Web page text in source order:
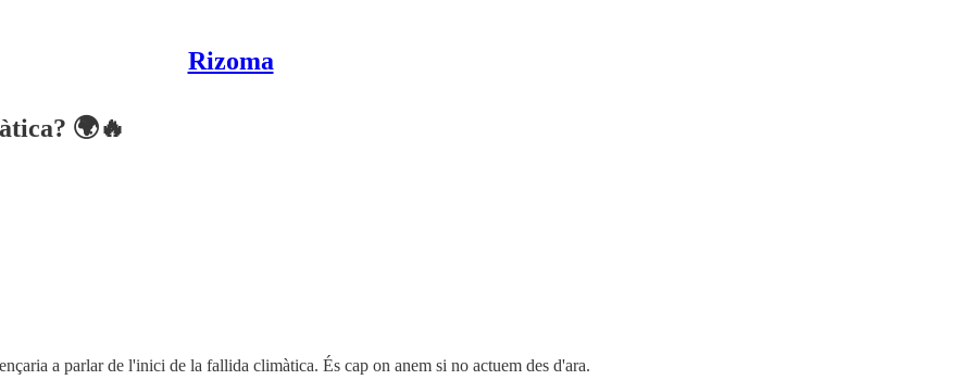
Rizoma
🌍🔥
a parlar de l'inici de la fallida climàtica. És cap on anem si no actuem des d'ara.